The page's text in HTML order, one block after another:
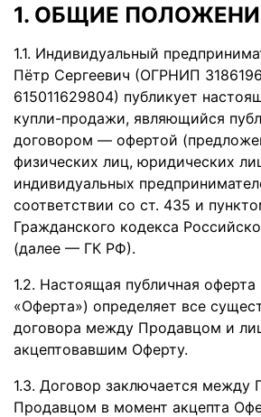
1. ОБЩИЕ
1.1. Индивидуальный
Пётр Сергеевич (ОГРНИП
615011629804) публикует
купли-продажи, являющийся
договором — офертой
физических лиц, юридических
индивидуальных
соответствии со ст. 435 и
Гражданского кодекса
(далее — ГК РФ).
1.2. Настоящая публичная
«Оферта») определяет все
договора между Продавцом и
акцептовавшим Оферту.
1.3. Договор заключается между
Продавцом в момент акцепта